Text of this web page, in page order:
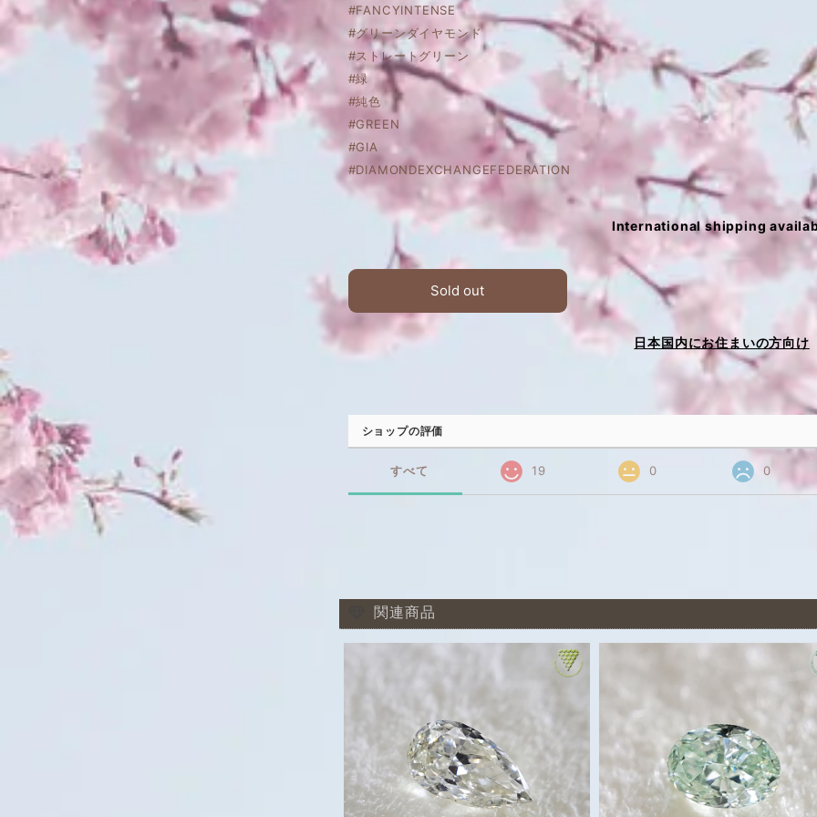
#FANCYINTENSE
#グリーンダイヤモンド
#ストレートグリーン
#緑
#純色
#GREEN
#GIA
#DIAMONDEXCHANGEFEDERATION
International shipping
Sold out
日本国内にお住まいの方向け
ショップの評価
すべて 19 0 0
関連商品